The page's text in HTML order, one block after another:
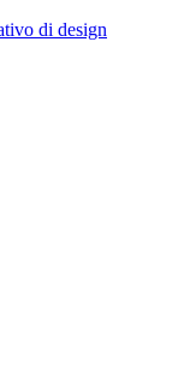
di design